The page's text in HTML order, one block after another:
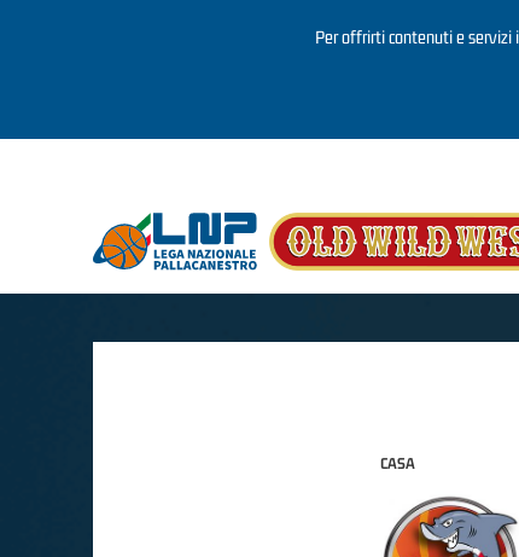
Per offrirti contenuti e servizi
CASA